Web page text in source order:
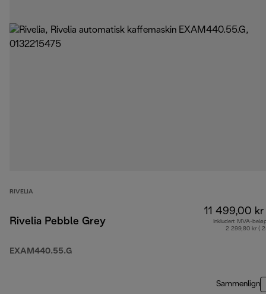
RIVELIA
Rivelia Pebble Grey
EXAM440.55.G
11 499,00 kr
Inkludert MVA-
2 299,80 kr (
Sammenlign